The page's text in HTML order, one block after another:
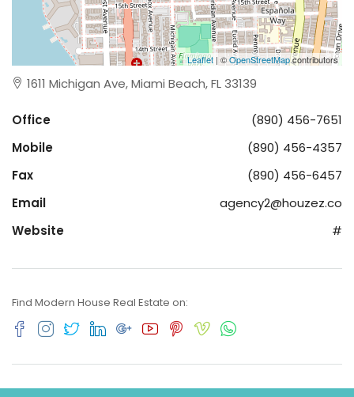
Leaflet | ©OpenStreetMapcontributors
1611 Michigan Ave, Miami Beach, FL 33139
Office
(890) 456-7651
Mobile
(890) 456-4357
Fax
(890) 456-6457
Email
agency2@houzez.co
Website
#
Find Modern House Real Estate on: